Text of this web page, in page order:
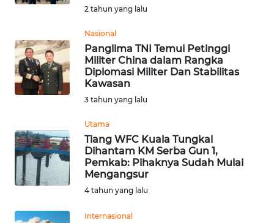
2 tahun yang lalu
Nasional
Panglima TNI Temui Petinggi
Militer China dalam Rangka
Diplomasi Militer Dan Stabilitas
Kawasan
3 tahun yang lalu
Utama
Tiang WFC Kuala Tungkal
Dihantam KM Serba Gun 1,
Pemkab: Pihaknya Sudah Mulai
Mengangsur
4 tahun yang lalu
Internasional
KONTAK
KAMI
TENTANG
KAMI
MEDIA